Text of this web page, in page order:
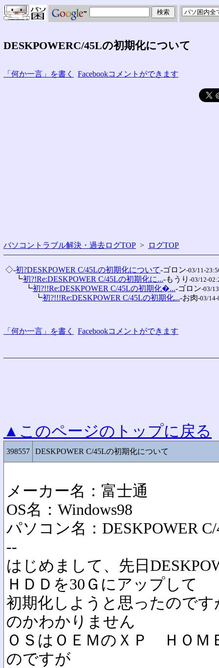
DESKPOWERC/45Lの初期化について
「何か一言」を書く Facebookコメントができます
パソコントラブル解決・過去ログTOP > ログTOP
◇-初?DESKPOWER C/45Lの初期化について-ゴロン-03/11-
┗初?!Re:DESKPOWER C/45Lの初期化に...-もうり -03/12-
┗初?!!Re:DESKPOWER C/45Lの初期化�...-ゴロン-03/
┗初?!!!Re:DESKPOWER C/45Lの初期化...-お肉-03/14-
「何か一言」を書く Facebookコメントができます
▲このページのトップに戻る
398557 DESKPOWER C/45Lの初期化について
メーカー名：富士通
OS名：Windows98
パソコン名：DESKPOWER
--
はじめまして、先日
ＨＤＤを30Ｇにアップして
初期化しようと思ったので
のかわかりません
ＯＳはＯＥＭのＸＰ ＨＯＭ
のですが